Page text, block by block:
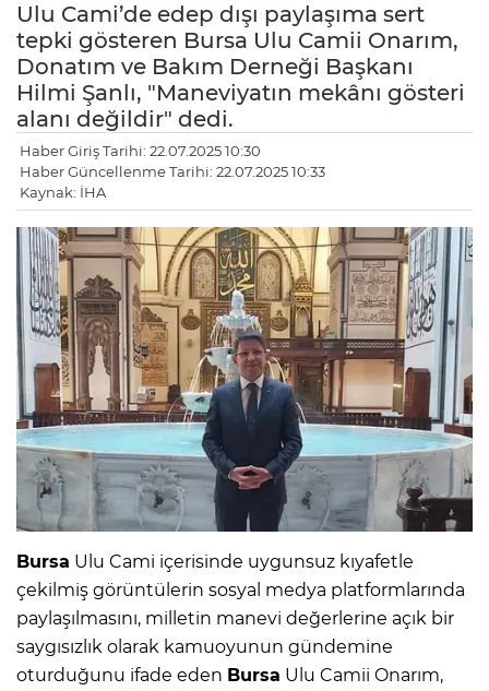
Ulu Cami’de edep dışı paylaşıma sert
tepki gösteren Bursa Ulu Camii Onarım,
Donatım ve Bakım Derneği Başkanı
Hilmi Şanlı, "Maneviyatın mekânı gösteri
alanı değildir" dedi.
Haber Giriş Tarihi: 22.07.2025 10:30
Haber Güncellenme Tarihi: 22.07.2025 10:33
Kaynak: İHA
Bursa Ulu Cami içerisinde uygunsuz kıyafetle
çekilmiş görüntülerin sosyal medya platformlarında
paylaşılmasını, milletin manevi değerlerine açık bir
saygısızlık olarak kamuoyunun gündemine
oturduğunu ifade eden Bursa Ulu Camii Onarım,